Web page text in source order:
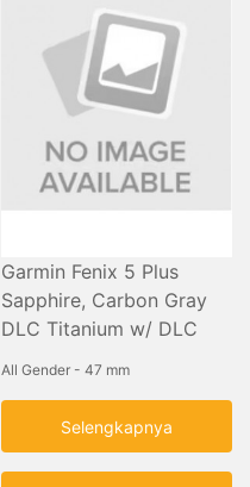
Garmin Fenix 5 Plus
Sapphire, Carbon Gray
DLC Titanium w/ DLC
All Gender - 47 mm
Selengkapnya